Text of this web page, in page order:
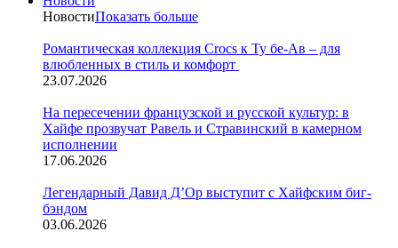
НовостиПоказать больше
Романтическая коллекция Crocs к Ту бе-Ав – для
влюбленных в стиль и комфорт
23.07.2026
На пересечении французской и русской культур: в
Хайфе прозвучат Равель и Стравинский в камерном
исполнении
17.06.2026
Легендарный Давид Д’Ор выступит с Хайфским биг-
бэндом
03.06.2026